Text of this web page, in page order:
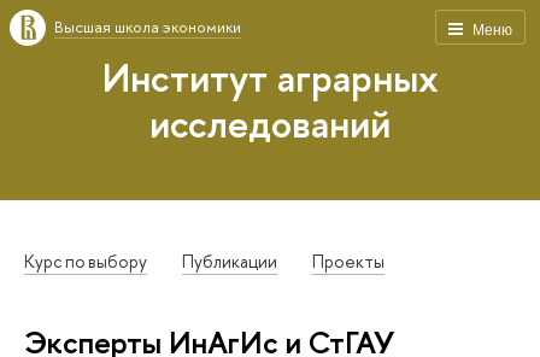
Меню
Высшая школа экономики
Институт аграрных
исследований
Курс по выбору Публикации Проекты
Эксперты ИнАгИс и СтГАУ